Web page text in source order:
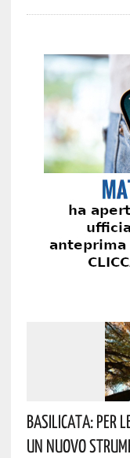
Basilicata: Per
Un Nuovo